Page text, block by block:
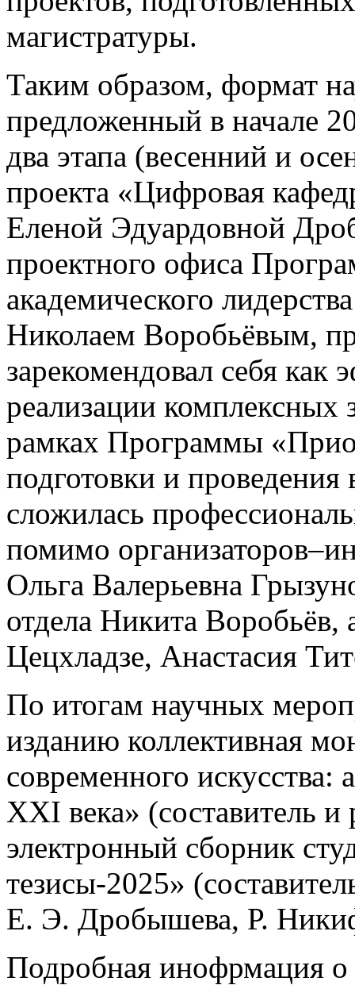
магистратуры.
Таким образом, формат
предложенный в начале
два этапа (весенний и
проекта «Цифровая
Еленой Эдуардовной
проектного офиса
академического
Николаем Воробьёвым,
зарекомендовал себя как
реализации комплексных
рамках Программы
подготовки и
сложилась
помимо
Ольга Валерьевна
отдела Никита Воробьёв,
Цецхладзе, Анастасия
По итогам научных
изданию коллективная
современного искусства:
XXI века» (составитель
электронный сборник
тезисы-2025»
Е. Э. Дробышева, Р.
Подробная инофрмация